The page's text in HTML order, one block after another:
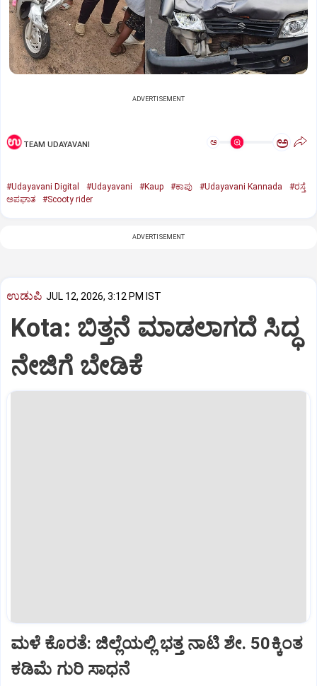
ADVERTISEMENT
TEAM UDAYAVANI ಅ ಅ
#Udayavani Digital #Udayavani #Kaup #ಕಾಪು #Udayavani Kannada
#ರಸ್ತೆ
ಅಪಘಾತ
#Scooty rider
ADVERTISEMENT
ಉಡುಪಿ JUL 12, 2026, 3:12 PM IST
Kota: ಬಿತ್ತನೆ ಮಾಡಲಾಗದೆ ಸಿದ್ಧ
ನೇಜಿಗೆ ಬೇಡಿಕೆ
ಮಳೆ ಕೊರತೆ: ಜಿಲ್ಲೆಯಲ್ಲಿ ಭತ್ತ ನಾಟಿ ಶೇ. 50ಕ್ಕಿಂತ
ಕಡಿಮೆ ಗುರಿ ಸಾಧನೆ